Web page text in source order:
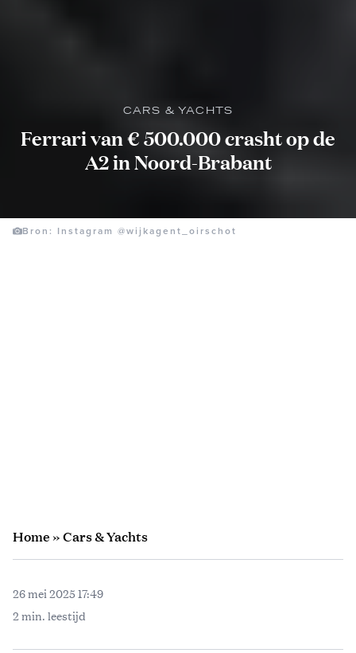
CARS & YACHTS
Ferrari van € 500.000 crasht op de
A2 in Noord-Brabant
Bron: Instagram @wijkagent_oirschot
Home»Cars & Yachts
26 mei 2025 17:49
2 min. leestijd